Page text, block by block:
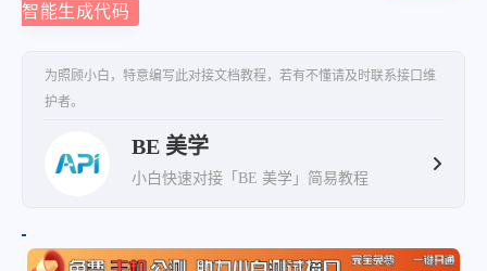
智能生成代码
为照顾小白，特意编写此对接文档教程，若有不懂请及时联系接口维
护者。
BE 美学
小白快速对接「BE 美学」简易教程